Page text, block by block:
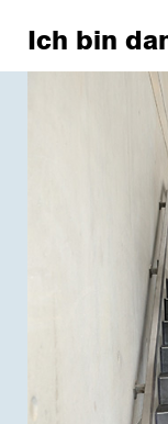
Ich bin